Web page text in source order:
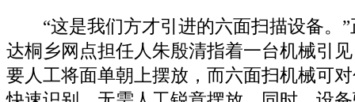
“这是我们方才引进的六面扫描设备。”
达桐乡网点担任人朱殷清指着一台机械引
要人工将面单朝上摆放，而六面扫机械可